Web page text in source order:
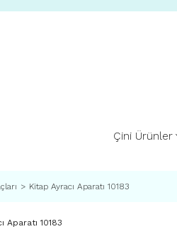
Çini Ürünler
Kitap Ayracı Aparatı 10183